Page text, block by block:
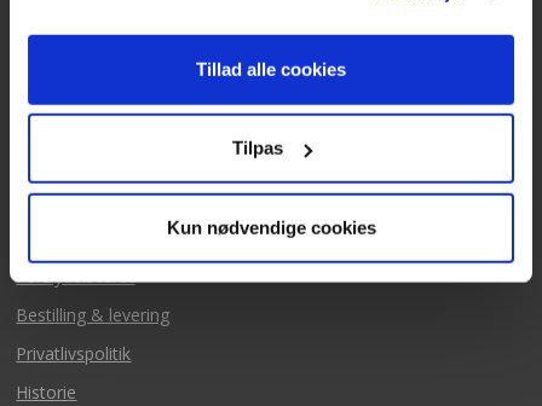
Tillad alle cookies
Tilpas
Kun nødvendige cookies
Mere fra Texas
Salgs & leveringsbetingelse
Fortrydelsesret
Bestilling & levering
Privatlivspolitik
Historie